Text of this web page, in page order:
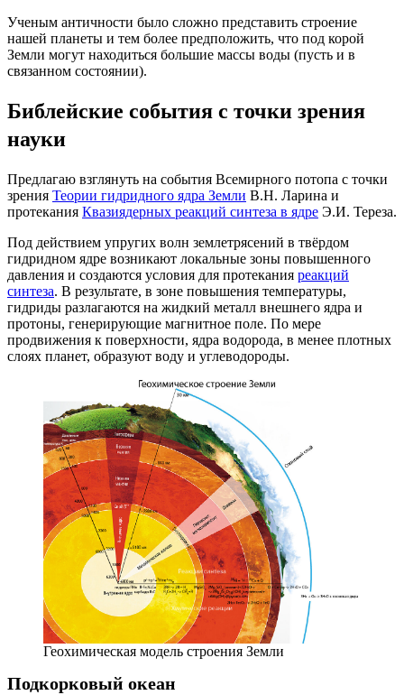
Ученым античности было сложно представить строение
нашей планеты и тем более предположить, что под корой
Земли могут находиться большие массы воды (пусть и в
связанном состоянии).
Библейские события с точки зрения
науки
Предлагаю взглянуть на события Всемирного потопа с точки
зрения Теории гидридного ядра Земли В.Н. Ларина и
протекания Квазиядерных реакций синтеза в ядре Э.И. Тереза.
Под действием упругих волн землетрясений в твёрдом
гидридном ядре возникают локальные зоны повышенного
давления и создаются условия для протекания реакций
синтеза. В результате, в зоне повышения температуры,
гидриды разлагаются на жидкий металл внешнего ядра и
протоны, генерирующие магнитное поле. По мере
продвижения к поверхности, ядра водорода, в менее плотных
слоях планет, образуют воду и углеводороды.
Геохимическая модель строения Земли
Подкорковый океан